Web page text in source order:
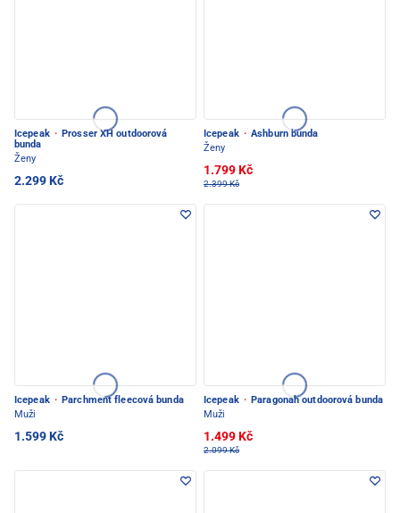
Icepeak · Prosser XH outdoorová
bunda
Ženy
2.299 Kč
Icepeak · Ashburn bunda
Ženy
1.799 Kč
2.399 Kč
Icepeak · Parchment fleecová bunda
Muži
1.599 Kč
Icepeak · Paragonah outdoorová bunda
Muži
1.499 Kč
2.099 Kč